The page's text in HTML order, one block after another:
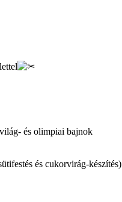
és olimpiai bajnok
és cukorvirág-készítés)